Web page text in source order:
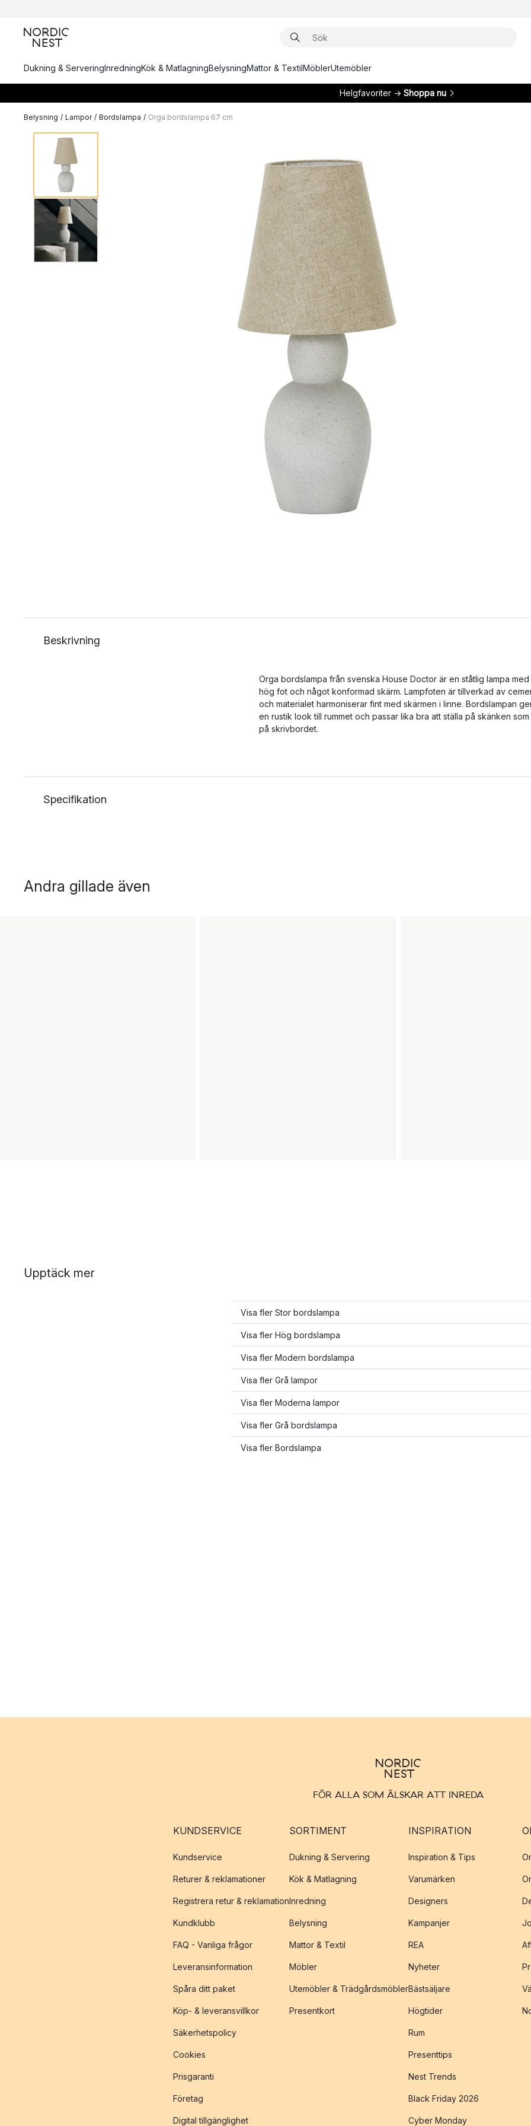
Dukning & ServeringInredningKök & MatlagningBelysningMattor & TextilMöblerUtemöbler
Helgfavoriter → Shoppa nu
Belysning / Lampor / Bordslampa / Orga bordslampa 67 cm
Beskrivning
Orga bordslampa från svenska House Doctor är en ståtlig lampa med
hög fot och något konformad skärm. Lampfoten är tillverkad av
och materialet harmoniserar fint med skärmen i linne. Bordslampan
en rustik look till rummet och passar lika bra att ställa på skänken som
på skrivbordet.
Specifikation
Andra gillade även
Upptäck mer
Visa fler Stor bordslampa
Visa fler Hög bordslampa
Visa fler Modern bordslampa
Visa fler Grå lampor
Visa fler Moderna lampor
Visa fler Grå bordslampa
Visa fler Bordslampa
FÖR ALLA SOM ÄLSKAR ATT INREDA
KUNDSERVICE
Kundservice
Returer & reklamationer
Registrera retur & reklamation
Kundklubb
FAQ - Vanliga frågor
Leveransinformation
Spåra ditt paket
Köp- & leveransvillkor
Säkerhetspolicy
Cookies
Prisgaranti
Företag
Digital tillgänglighet
SORTIMENT
Dukning & Servering
Kök & Matlagning
Inredning
Belysning
Mattor & Textil
Möbler
Utemöbler & Trädgårdsmöbler
Presentkort
INSPIRATION
Inspiration & Tips
Varumärken
Designers
Kampanjer
REA
Nyheter
Bästsäljare
Högtider
Rum
Presenttips
Nest Trends
Black Friday 2026
Cyber Monday